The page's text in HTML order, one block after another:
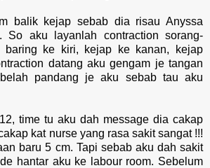
balik kejap sebab dia risau Anyssa
So aku layanlah contraction sorang-
baring ke kiri, kejap ke kanan, kejap
datang aku gengam je tangan
pandang je aku sebab tau aku
time tu aku dah message dia cakap
kat nurse yang rasa sakit sangat !!!
baru 5 cm. Tapi sebab aku dah sakit
hantar aku ke labour room. Sebelum